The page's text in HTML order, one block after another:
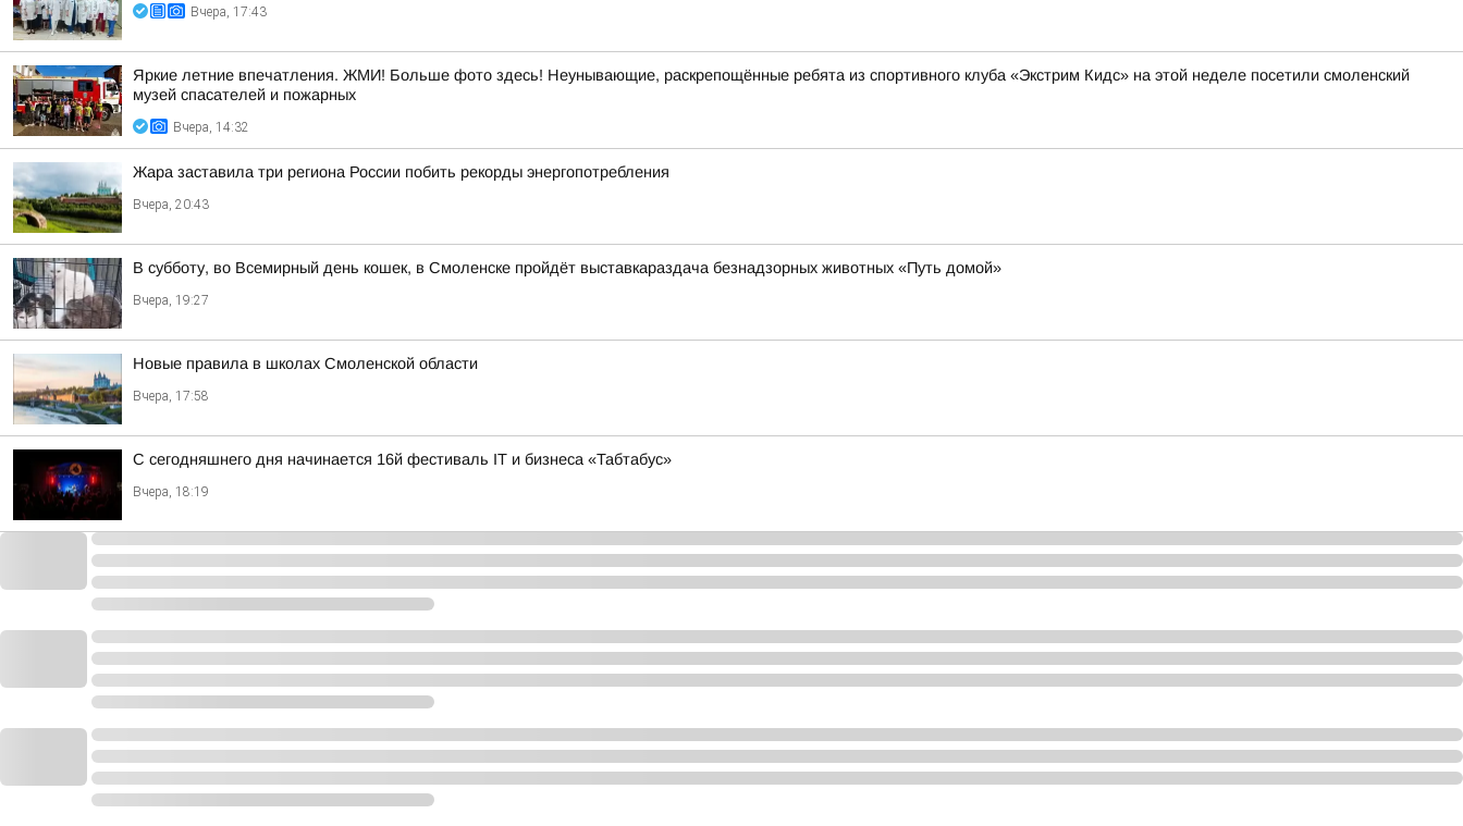
Вчера, 17:43
Яркие летние впечатления. ЖМИ! Больше фото здесь! Неунывающие, раскрепощённые ребята из спортивного клуба «Экстрим Кидс» на этой неделе посетили смоленский
музей спасателей и пожарных
Вчера, 14:32
Жара заставила три региона России побить рекорды энергопотребления
Вчера, 20:43
В субботу, во Всемирный день кошек, в Смоленске пройдёт выставкараздача безнадзорных животных «Путь домой»
Вчера, 19:27
Новые правила в школах Смоленской области
Вчера, 17:58
С сегодняшнего дня начинается 16й фестиваль IT и бизнеса «Табтабус»
Вчера, 18:19